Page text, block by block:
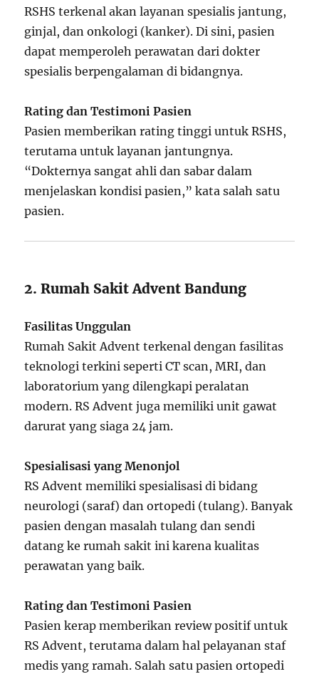
RSHS terkenal akan layanan spesialis jantung,
ginjal, dan onkologi (kanker). Di sini, pasien
dapat memperoleh perawatan dari dokter
spesialis berpengalaman di bidangnya.
Rating dan Testimoni Pasien
Pasien memberikan rating tinggi untuk RSHS,
terutama untuk layanan jantungnya.
“Dokternya sangat ahli dan sabar dalam
menjelaskan kondisi pasien,” kata salah satu
pasien.
2. Rumah Sakit Advent Bandung
Fasilitas Unggulan
Rumah Sakit Advent terkenal dengan fasilitas
teknologi terkini seperti CT scan, MRI, dan
laboratorium yang dilengkapi peralatan
modern. RS Advent juga memiliki unit gawat
darurat yang siaga 24 jam.
Spesialisasi yang Menonjol
RS Advent memiliki spesialisasi di bidang
neurologi (saraf) dan ortopedi (tulang). Banyak
pasien dengan masalah tulang dan sendi
datang ke rumah sakit ini karena kualitas
perawatan yang baik.
Rating dan Testimoni Pasien
Pasien kerap memberikan review positif untuk
RS Advent, terutama dalam hal pelayanan staf
medis yang ramah. Salah satu pasien ortopedi